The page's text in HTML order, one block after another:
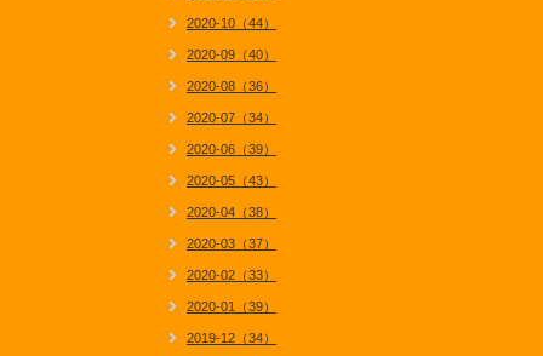
2020-10（44）
2020-09（40）
2020-08（36）
2020-07（34）
2020-06（39）
2020-05（43）
2020-04（38）
2020-03（37）
2020-02（33）
2020-01（39）
2019-12（34）